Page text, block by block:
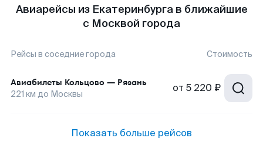
Авиарейсы из Екатеринбурга в ближайшие
с Москвой города
Рейсы в соседние города Стоимость
Авиабилеты Кольцово — Рязань
221 км до Москвы от 5 220 ₽
Показать больше рейсов